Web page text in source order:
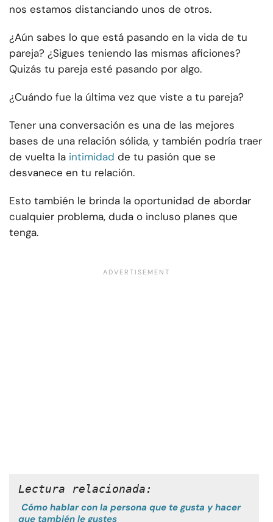
nos estamos distanciando unos de otros.
¿Aún sabes lo que está pasando en la vida de tu
pareja? ¿Sigues teniendo las mismas aficiones?
Quizás tu pareja esté pasando por algo.
¿Cuándo fue la última vez que viste a tu pareja?
Tener una conversación es una de las mejores
bases de una relación sólida, y también podría traer
de vuelta la intimidad de tu pasión que se
desvanece en tu relación.
Esto también le brinda la oportunidad de abordar
cualquier problema, duda o incluso planes que
tenga.
Lectura relacionada:
Cómo hablar con la persona que te gusta y hacer
que también le gustes